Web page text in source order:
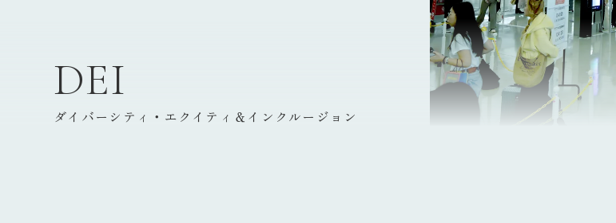
DEI
ダイバーシティ・エクイティ＆インクルージョン